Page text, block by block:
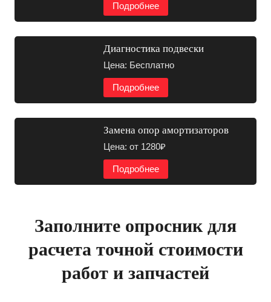
Подробнее
Диагностика подвески
Цена: Бесплатно
Подробнее
Замена опор амортизаторов
Цена: от 1280₽
Подробнее
Заполните опросник для
расчета точной стоимости
работ и запчастей